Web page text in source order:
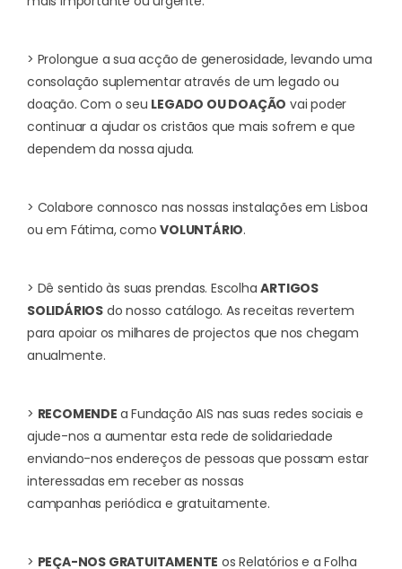
> Prolongue a sua acção de generosidade, levando uma
consolação suplementar através de um legado ou
doação. Com o seu LEGADO OU DOAÇÃO vai poder
continuar a ajudar os cristãos que mais sofrem e que
dependem da nossa ajuda.
> Colabore connosco nas nossas instalações em Lisboa
ou em Fátima, comoVOLUNTÁRIO.
> Dê sentido às suas prendas. EscolhaARTIGOS
SOLIDÁRIOS do nosso catálogo. As receitas revertem
para apoiar os milhares de projectos que nos chegam
anualmente.
> RECOMENDE a Fundação AIS nas suas redes sociais e
ajude-nos a aumentar esta rede de solidariedade
enviando-nos endereços de pessoas que possam estar
interessadas em receber as nossas
campanhas periódica e gratuitamente.
> PEÇA-NOS GRATUITAMENTE os Relatórios e a Folha